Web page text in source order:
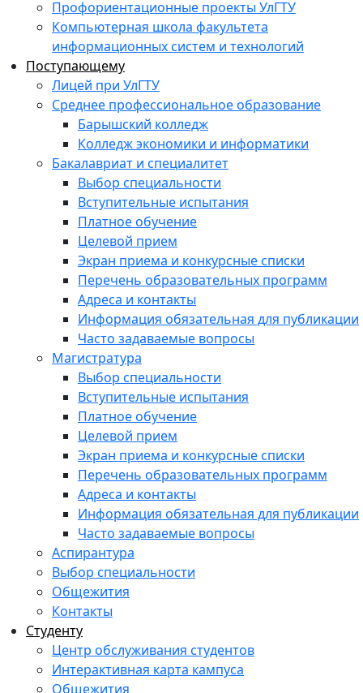
Профориентационные проекты УлГТУ
Компьютерная школа факультета
информационных систем и технологий
Поступающему
Лицей при УлГТУ
Среднее профессиональное образование
Барышский колледж
Колледж экономики и информатики
Бакалавриат и специалитет
Выбор специальности
Вступительные испытания
Платное обучение
Целевой прием
Экран приема и конкурсные списки
Перечень образовательных программ
Адреса и контакты
Информация обязательная для публикации
Часто задаваемые вопросы
Магистратура
Выбор специальности
Вступительные испытания
Платное обучение
Целевой прием
Экран приема и конкурсные списки
Перечень образовательных программ
Адреса и контакты
Информация обязательная для публикации
Часто задаваемые вопросы
Аспирантура
Выбор специальности
Общежития
Контакты
Студенту
Центр обслуживания студентов
Интерактивная карта кампуса
Общежития